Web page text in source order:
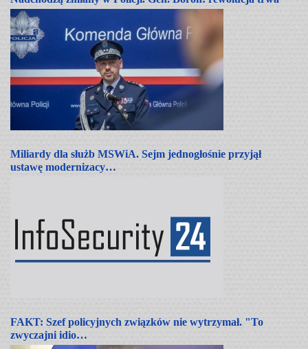
Miliardy dla służb MSWiA. Sejm jednogłośnie przyjął
ustawę modernizacy…
FAKT: Szef policyjnych związków nie wytrzymał. "To
zwyczajni idio…